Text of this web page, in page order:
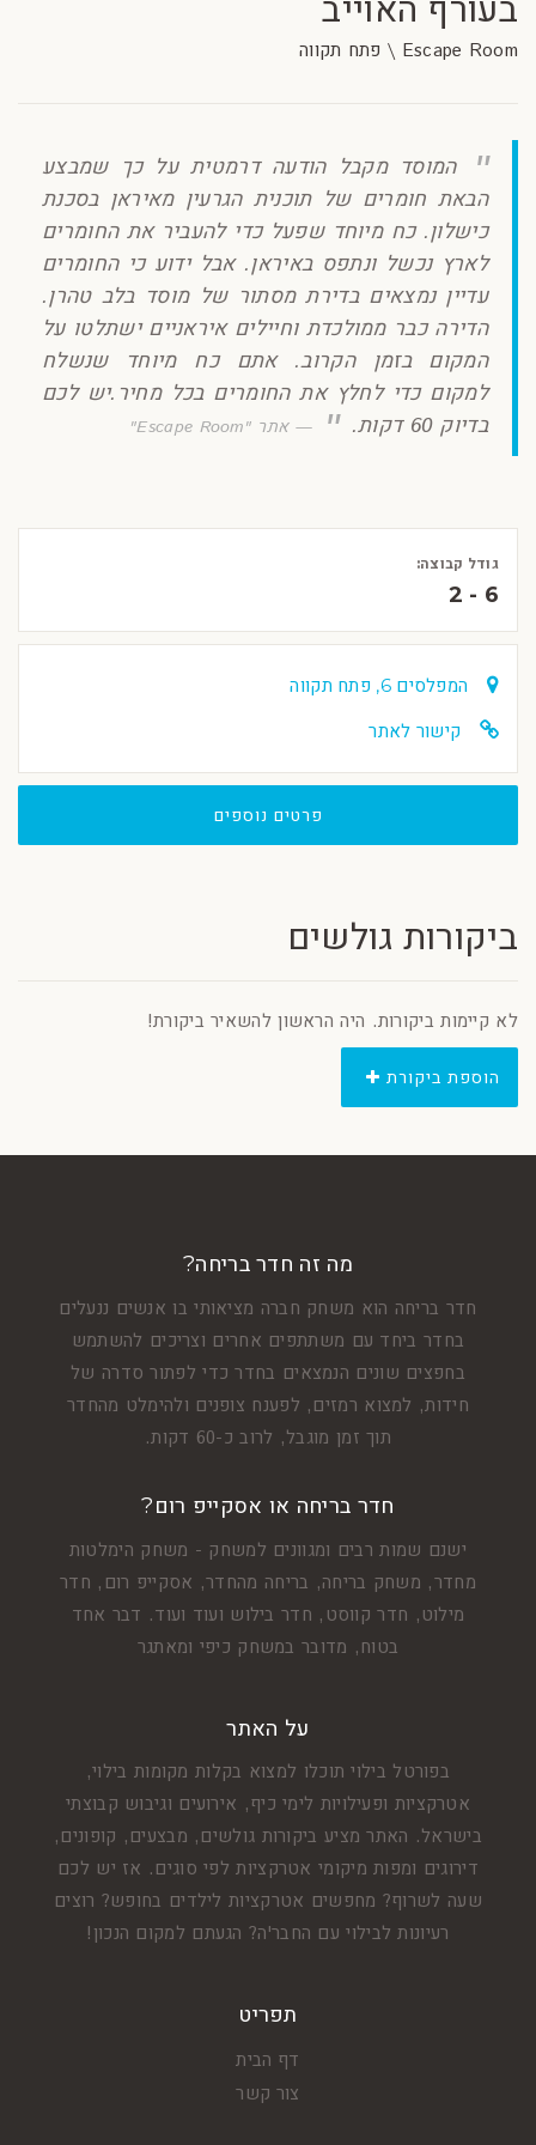
בעורף האוייב
Escape Room \ פתח תקווה
המוסד מקבל הודעה דרמטית על כך שמבצע
הבאת חומרים של תוכנית הגרעין מאיראן בסכנת
כישלון. כח מיוחד שפעל כדי להעביר את החומרים
לארץ נכשל ונתפס באיראן. אבל ידוע כי החומרים
עדיין נמצאים בדירת מסתור של מוסד בלב טהרן.
הדירה כבר ממולכדת וחיילים איראניים ישתלטו על
המקום בזמן הקרוב. אתם כח מיוחד שנשלח
למקום כדי לחלץ את החומרים בכל מחיר.יש לכם
בדיוק 60 דקות.
אתר "Escape Room"
גודל קבוצה:
2 - 6
המפלסים 6, פתח תקווה
קישור לאתר
פרטים נוספים
ביקורות גולשים
לא קיימות ביקורות. היה הראשון להשאיר ביקורת!
הוספת ביקורת
מה זה חדר בריחה?
חדר בריחה הוא משחק חברה מציאותי בו אנשים ננעלים
בחדר ביחד עם משתתפים אחרים וצריכים להשתמש
בחפצים שונים הנמצאים בחדר כדי לפתור סדרה של
חידות, למצוא רמזים, לפענח צופנים ולהימלט מהחדר
תוך זמן מוגבל, לרוב כ-60 דקות.
חדר בריחה או אסקייפ רום?
ישנם שמות רבים ומגוונים למשחק - משחק הימלטות
מחדר, משחק בריחה, בריחה מהחדר, אסקייפ רום, חדר
מילוט, חדר קווסט, חדר בילוש ועוד ועוד. דבר אחד
בטוח, מדובר במשחק כיפי ומאתגר
על האתר
בפורטל בילוי תוכלו למצוא בקלות מקומות בילוי,
אטרקציות ופעילויות לימי כיף, אירועים וגיבוש קבוצתי
בישראל. האתר מציע ביקורות גולשים, מבצעים, קופונים,
דירוגים ומפות מיקומי אטרקציות לפי סוגים. אז יש לכם
שעה לשרוף? מחפשים אטרקציות לילדים בחופש? רוצים
רעיונות לבילוי עם החבר'ה? הגעתם למקום הנכון!
תפריט
דף הבית
צור קשר